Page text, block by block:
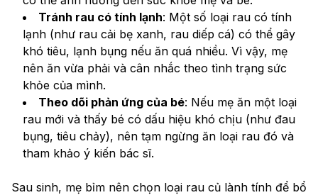
Tránh rau có tính lạnh: Một số loại rau có tính
lạnh (như rau cải bẹ xanh, rau diếp cá) có thể gây
khó tiêu, lạnh bụng nếu ăn quá nhiều. Vì vậy, mẹ
nên ăn vừa phải và cân nhắc theo tình trạng sức
khỏe của mình.
Theo dõi phản ứng của bé: Nếu mẹ ăn một loại
rau mới và thấy bé có dấu hiệu khó chịu (như đau
bụng, tiêu chảy), nên tạm ngừng ăn loại rau đó và
tham khảo ý kiến bác sĩ.
Sau sinh, mẹ bỉm nên chọn loại rau củ lành tính để bổ